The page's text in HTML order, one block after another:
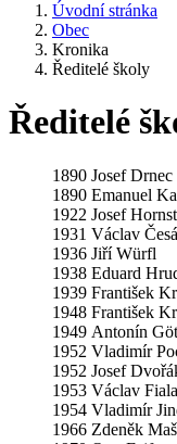
Úvodní stránka
Obec
Kronika
Ředitelé školy
Ředitelé
1890 Josef Drnec
1890 Emanuel
1922 Josef
1931 Václav
1936 Jiří Würfl
1938 Eduard
1939 František
1948 František
1949 Antonín
1952 Vladimír
1952 Josef
1953 Václav Fiala
1954 Vladimír
1966 Zdeněk